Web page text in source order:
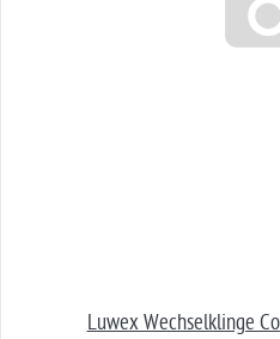
Luwex Wechselklinge